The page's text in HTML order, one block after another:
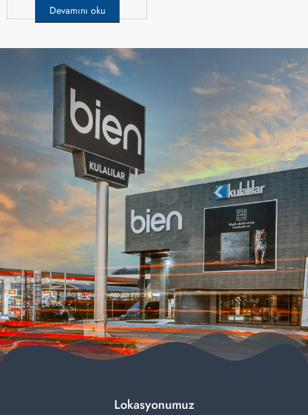
Devamını oku
Lokasyonumuz